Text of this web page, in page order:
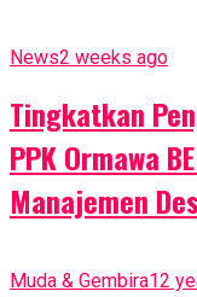
News2 weeks ago
Tingkatkan
PPK Ormawa
Manajemen
Muda & Gembira12